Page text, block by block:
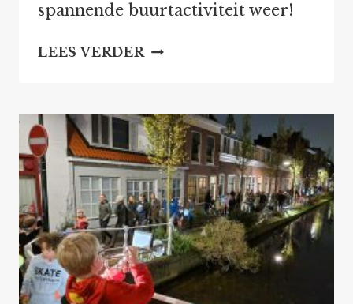
spannende buurtactiviteit weer!
LEES VERDER LAMPIONNENOPTOCHT